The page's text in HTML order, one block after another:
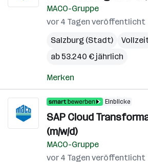
MACO-Gruppe
vor 4 Tagen veröffentlicht
Salzburg (Stadt)
ab 53.240 € jährlich
Merken
Einblicke
SAP Cloud
(m/w/d)
MACO-Gruppe
vor 4 Tagen veröffentlicht